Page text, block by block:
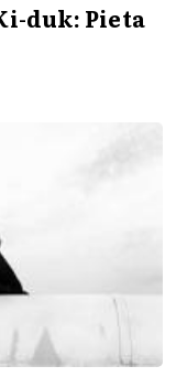
duk: Pieta